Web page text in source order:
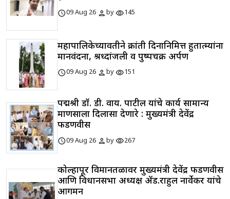
schedule09 Aug 26 personbyvisibility145
महापालिकेच्यावतीने क्रांती दिनानिमित्त हुतात्म्यांना
मानवंदना, श्रध्दांजली व पुष्पचक्र अर्पण
schedule09 Aug 26 personbyvisibility151
पद्मश्री डॉ. डी. वाय. पाटील यांचे कार्य सामान्य
माणसाला दिलासा देणारे : मुख्यमंत्री देवेंद्र
फडणवीस
schedule09 Aug 26 personbyvisibility267
कोल्हापूर विमानतळावर मुख्यमंत्री देवेंद्र फडणवीस
आणि विधानसभा अध्यक्ष ॲड.राहुल नार्वेकर यांचे
आगमन